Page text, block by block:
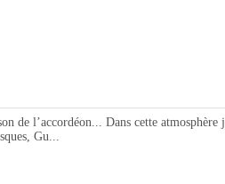
l’accordéon... Dans cette atmosphère
Gu...